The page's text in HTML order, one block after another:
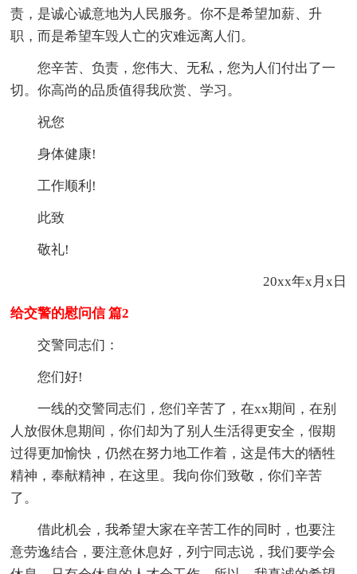
责，是诚心诚意地为人民服务。你不是希望加薪、升
职，而是希望车毁人亡的灾难远离人们。
您辛苦、负责，您伟大、无私，您为人们付出了一
切。你高尚的品质值得我欣赏、学习。
祝您
身体健康!
工作顺利!
此致
敬礼!
20xx年x月x日
给交警的慰问信 篇2
交警同志们：
您们好!
一线的交警同志们，您们辛苦了，在xx期间，在别
人放假休息期间，你们却为了别人生活得更安全，假期
过得更加愉快，仍然在努力地工作着，这是伟大的牺牲
精神，奉献精神，在这里。我向你们致敬，你们辛苦
了。
借此机会，我希望大家在辛苦工作的同时，也要注
意劳逸结合，要注意休息好，列宁同志说，我们要学会